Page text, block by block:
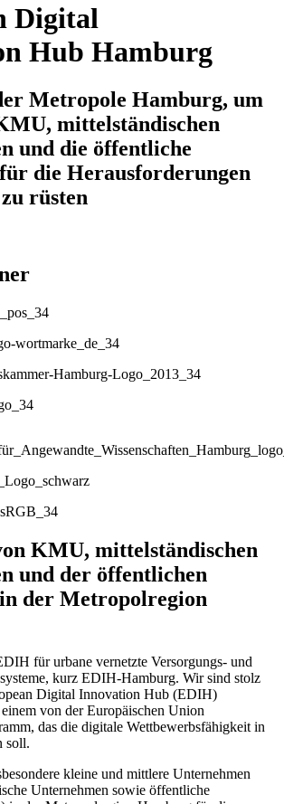
Digital
Hub Hamburg
Metropole Hamburg, um
mittelständischen
und die öffentliche
die Herausforderungen
rüsten
KMU, mittelständischen
und der öffentlichen
der Metropolregion
für urbane vernetzte Versorgungs- und
kurz EDIH-Hamburg. Wir sind stolz
Digital Innovation Hub (EDIH)
von der Europäischen Union
das die digitale Wettbewerbsfähigkeit in
soll.
kleine und mittlere Unternehmen
Unternehmen sowie öffentliche